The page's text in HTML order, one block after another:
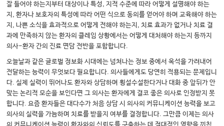
잘 들어야 하는지부터 대상이나 특성, 지적 수준에 따라 어떻게 설명해야 하는
지, 환자나 보호자의 특성에 따라 어떤 식으로 동의를 얻어야 하며 교육해야 하는
지, 나쁜 소식을 효과적으로 어떻게 전해야 하는지, 치료 효과가 없거나 치료 결
과에 만족하지 않는 환자의 클레임 상황에서는 어떻게 대처해야 하는지 등까지
의사-환자 간의 진료 면담 전반을 포함합니다.
오늘날과 같은 글로벌 정보화 시대에는 넘쳐나는 정보 중에서 옥석을 가려내어
전달하는 능력이 무엇보다 필요합니다. 의사들에게도 당연히 적용되는 문제입니
다. 실제 실력이 뛰어나도 환자와 상담하며 횡설수설한다거나 대화 중 앞뒤가 안
맞는 논리적 모순을 보인다면 그 의사는 환자에게 결코 좋은 의사로 인정받지 못
합니다. 요즘 환자들은 대다수가 처음 상담 시 의사의 커뮤니케이션 능력을 보고
의사의 실력을 가늠하며 치료를 받을지 여부를 결정합니다. 그만큼 이제는 의사